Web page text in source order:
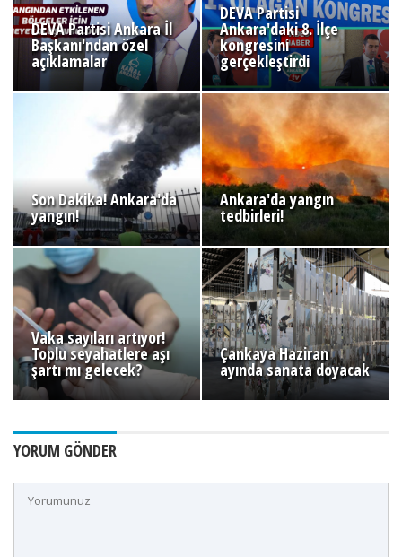
DEVA Partisi Ankara İl
Başkanı'ndan özel
açıklamalar
DEVA Partisi
Ankara'daki 8. İlçe
kongresini
gerçekleştirdi
Son Dakika! Ankara'da
yangın!
Ankara'da yangın
tedbirleri!
Vaka sayıları artıyor!
Toplu seyahatlere aşı
şartı mı gelecek?
Çankaya Haziran
ayında sanata doyacak
YORUM GÖNDER